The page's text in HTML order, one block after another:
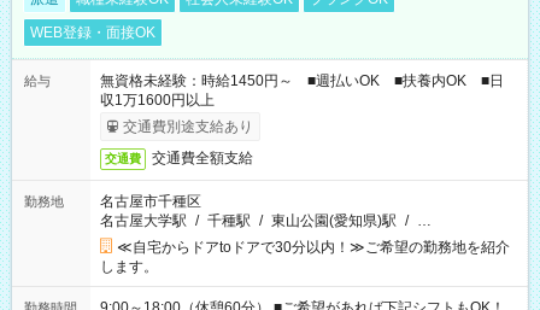
WEB登録・面接OK
給与
無資格未経験：時給1450円～ ■週払いOK ■扶養内OK ■日
収1万1600円以上
交通費別途支給あり
交通費 交通費全額支給
勤務地
名古屋市千種区
名古屋大学駅 / 千種駅 / 東山公園(愛知県)駅 / …
≪自宅からドアtoドアで30分以内！≫ご希望の勤務地を紹介
します。